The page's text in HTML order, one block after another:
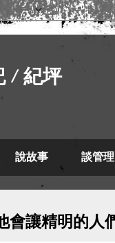
/ 紀坪
說故事 談管理
會讓精明的人